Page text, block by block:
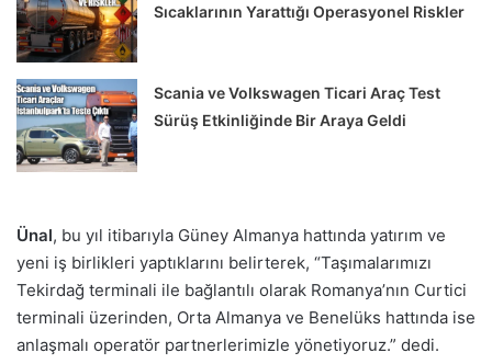
Sıcaklarının Yarattığı Operasyonel Riskler
Scania ve Volkswagen Ticari Araç Test
Sürüş Etkinliğinde Bir Araya Geldi
Ünal, bu yıl itibarıyla Güney Almanya hattında yatırım ve
yeni iş birlikleri yaptıklarını belirterek, “Taşımalarımızı
Tekirdağ terminali ile bağlantılı olarak Romanya’nın Curtici
terminali üzerinden, Orta Almanya ve Benelüks hattında ise
anlaşmalı operatör partnerlerimizle yönetiyoruz.” dedi.